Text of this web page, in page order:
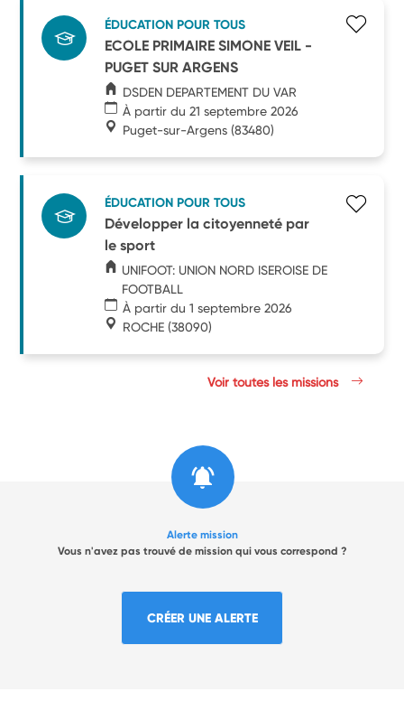
ÉDUCATION POUR TOUS
ECOLE PRIMAIRE SIMONE VEIL -
PUGET SUR ARGENS
DSDEN DEPARTEMENT DU VAR
À partir du 21 septembre 2026
Puget-sur-Argens (83480)
ÉDUCATION POUR TOUS
Développer la citoyenneté par
le sport
UNIFOOT: UNION NORD ISEROISE DE
FOOTBALL
À partir du 1 septembre 2026
ROCHE (38090)
Voir toutes les missions
Alerte mission
Vous n'avez pas trouvé de mission qui vous correspond ?
CRÉER UNE ALERTE